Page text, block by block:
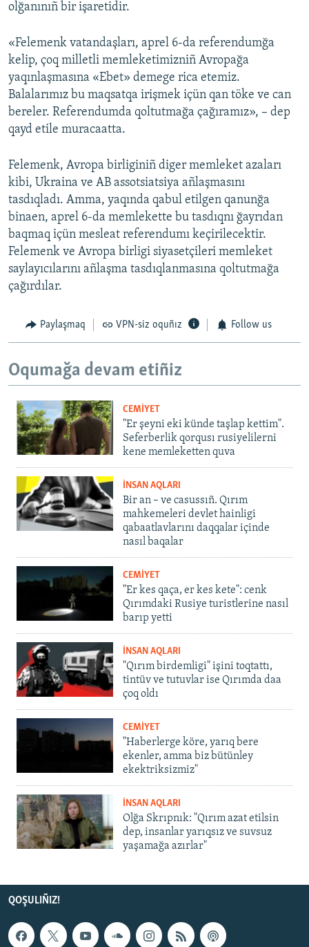
olğanınıñ bir işaretidir.
«Felemenk vatandaşları, aprel 6-da referendumğa
kelip, çoq milletli memleketimizniñ Avropağa
yaqınlaşmasına «Ebet» demege rica etemiz.
Balalarımız bu maqsatqa irişmek içün qan töke ve can
bereler. Referendumda qoltutmağa çağıramız», – dep
qayd etile muracaatta.
Felemenk, Avropa birliginiñ diger memleket azaları
kibi, Ukraina ve AB assotsiatsiya añlaşmasını
tasdıqladı. Amma, yaqında qabul etilgen qanunğa
binaen, aprel 6-da memlekette bu tasdıqnı ğayrıdan
baqmaq içün mesleat referendumı keçirilecektir.
Felemenk ve Avropa birligi siyasetçileri memleket
saylayıcılarını añlaşma tasdıqlanmasına qoltutmağa
çağırdılar.
Paylaşmaq VPN-siz oquñız Follow us
Oqumağa devam etiñiz
CEMİYET
"Er şeyni eki künde taşlap kettim".
Seferberlik qorqusı rusiyelilerni
kene memleketten quva
İNSAN AQLARI
Bir an – ve casussıñ. Qırım
mahkemeleri devlet hainligi
qabaatlavlarını daqqalar içinde
nasıl baqalar
CEMİYET
"Er kes qaça, er kes kete": cenk
Qırımdaki Rusiye turistlerine nasıl
barıp yetti
İNSAN AQLARI
"Qırım birdemligi" işini toqtattı,
tintüv ve tutuvlar ise Qırımda daa
çoq oldı
CEMİYET
"Haberlerge köre, yarıq bere
ekenler, amma biz bütünley
ekektriksizmiz"
İNSAN AQLARI
Olğa Skrıpnık: "Qırım azat etilsin
dep, insanlar yarıqsız ve suvsuz
yaşamağa azırlar"
QOŞULIÑIZ!